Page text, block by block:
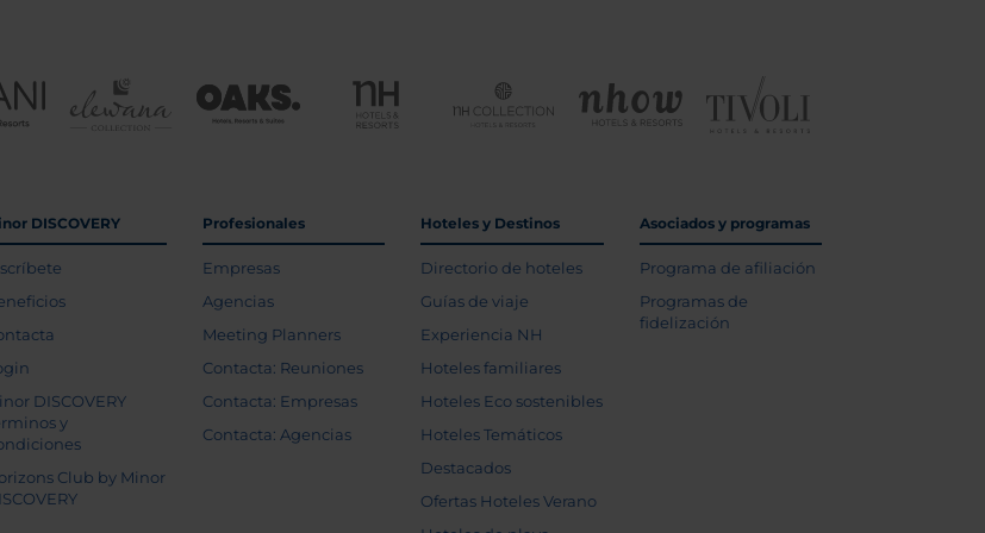
DISCOVERY
DISCOVERY
y
Club by Minor
Profesionales
Empresas
Agencias
Meeting Planners
Contacta: Reuniones
Contacta: Empresas
Contacta: Agencias
Hoteles y Destinos
Directorio de hoteles
Guías de viaje
Experiencia NH
Hoteles familiares
Hoteles Eco sostenibles
Hoteles Temáticos
Destacados
Ofertas Hoteles Verano
Asociados y programas
Programa de afiliación
Programas de
fidelización